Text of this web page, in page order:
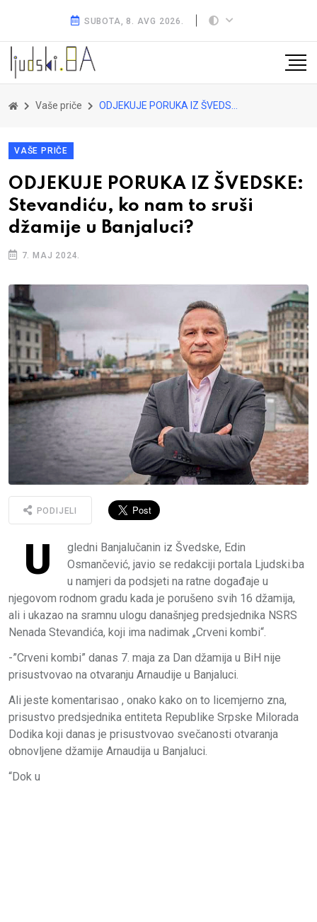
SUBOTA, 8. AVG 2026.
Vaše priče ODJEKUJE PORUKA IZ ŠVEDSKE: Stevandiću, ko nam to sruši džamije u Banjaluci?
VAŠE PRIČE
ODJEKUJE PORUKA IZ ŠVEDSKE:
Stevandiću, ko nam to sruši
džamije u Banjaluci?
7. MAJ 2024.
PODIJELI
U
gledni Banjalučanin iz Švedske, Edin
Osmančević, javio se redakciji portala Ljudski.ba
u namjeri da podsjeti na ratne događaje u
njegovom rodnom gradu kada je porušeno svih 16 džamija,
ali i ukazao na sramnu ulogu današnjeg predsjednika NSRS
Nenada Stevandića, koji ima nadimak „Crveni kombi“.
-”Crveni kombi” danas 7. maja za Dan džamija u BiH nije
prisustvovao na otvaranju Arnaudije u Banjaluci.
Ali jeste komentarisao , onako kako on to licemjerno zna,
prisustvo predsjednika entiteta Republike Srpske Milorada
Dodika koji danas je prisustvovao svečanosti otvaranja
obnovljene džamije Arnaudija u Banjaluci.
“Dok u